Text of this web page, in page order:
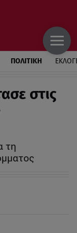
ΠΟΛΙΤΙΚΗ
στις
τη